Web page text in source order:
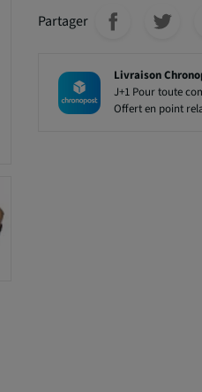
Partager
Livraison
J+1 Pour toute
Offert en point